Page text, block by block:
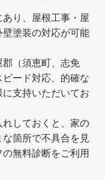
り、屋根工事・屋
塗装の対応が可能
（須恵町、志免
ード対応、的確な
支持いただいてお
しておくと、家の
箇所で不具合を見
無料診断をご利用